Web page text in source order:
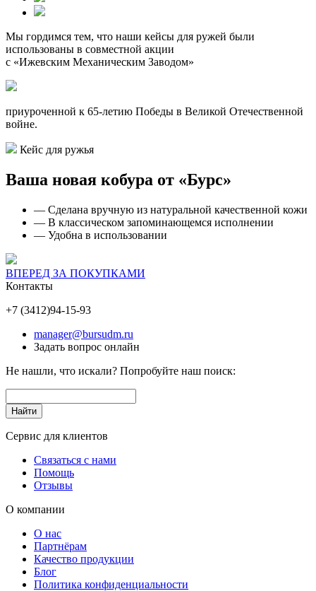
Мы гордимся тем, что наши кейсы для ружей были
использованы в совместной акции
с «Ижевским Механическим Заводом»
приуроченной к 65-летию Победы в Великой Отечественной
войне.
Кейс для ружья
Ваша новая кобура от «Бурс»
— Сделана вручную из натуральной качественной кожи
— В классическом запоминающемся исполнении
— Удобна в использовании
ВПЕРЕД ЗА ПОКУПКАМИ
Контакты
+7 (3412)94-15-93
manager@bursudm.ru
Задать вопрос онлайн
Не нашли, что искали? Попробуйте наш поиск:
Сервис для клиентов
Связаться с нами
Помощь
Отзывы
О компании
О нас
Партнёрам
Качество продукции
Блог
Политика конфиденциальности